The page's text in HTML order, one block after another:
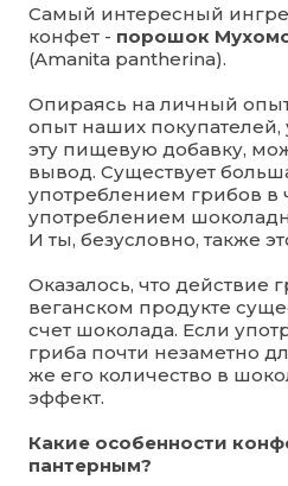
Самый интересный
конфет - порошок
(Amanita pantherina).
Опираясь на личный
опыт наших
эту пищевую добавку,
вывод. Существует
употреблением грибов в
употреблением
И ты, безусловно, также
Оказалось, что действие
веганском продукте
счет шоколада. Если
гриба почти незаметно
же его количество в
эффект.
Какие особенности
пантерным?